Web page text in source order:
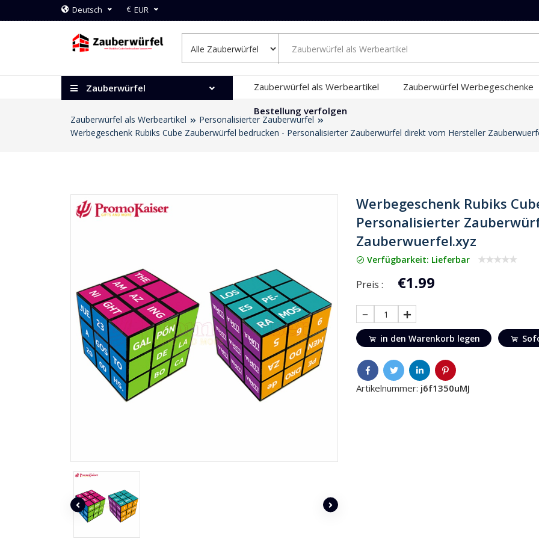
Deutsch € EUR
Zauberwürfel Zauberwürfel als Werbeartikel Zauberwürfel Werbegeschenke
Bestellung verfolgen
Zauberwürfel als Werbeartikel
Personalisierter Zauberwürfel
Werbegeschenk Rubiks Cube Zauberwürfel bedrucken - Personalisierter Zauberwürfel direkt vom Hersteller
Werbegeschenk Rubiks
Personalisierter
Zauberwuerfel.xyz
Verfügbarkeit: Lieferbar
Preis : €1.99
1
in den Warenkorb legen
Artikelnummer: j6f1350uMJ